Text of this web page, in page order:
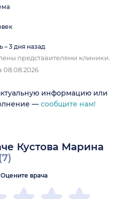
– 3 дня назад
представителями клиники.
08.08.2026
информацию или
— сообщите нам!
Кустова Марина
Оцените врача